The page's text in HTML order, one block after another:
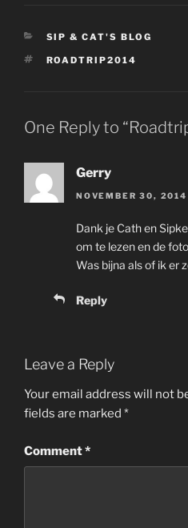
CATEGORIES
SIP & CAT'S BLOG
TAGS
ROADTRIP2014
One Reply to
Gerry
NOVEMBER 30,
Dank je Cath en
om te lezen en de
Was bijna als of ik er
Reply
Leave a Reply
Your email address will not
fields are marked *
Comment*